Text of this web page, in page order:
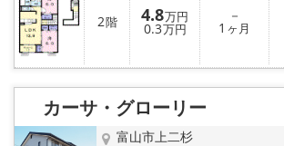
2階 4.8万円
0.3万円
－
1 ヶ月
カーサ・グローリー
富山市上二杉